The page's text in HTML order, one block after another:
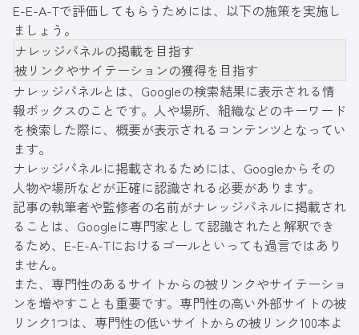
E-E-A-Tで評価してもらうためには、以下の施策を実施し
ましょう。
ナレッジパネルの掲載を目指す
被リンクやサイテーションの獲得を目指す
ナレッジパネルとは、Googleの検索結果に表示される情
報ボックスのことです。人や場所、組織などのキーワード
を検索した際に、概要が表示されるコンテンツとなってい
ます。
ナレッジパネルに掲載されるためには、Googleからその
人物や場所などが正確に認識される必要があります。
記事の執筆者や監修者の名前がナレッジパネルに掲載され
ることは、Googleに専門家として認識されたと解釈でき
るため、E-E-A-Tにおけるゴールといっても過言ではあり
ません。
また、専門性のあるサイトからの被リンクやサイテーショ
ンを増やすことも重要です。専門性の高い外部サイトの被
リンク1つは、専門性の低いサイトからの被リンク100本よ